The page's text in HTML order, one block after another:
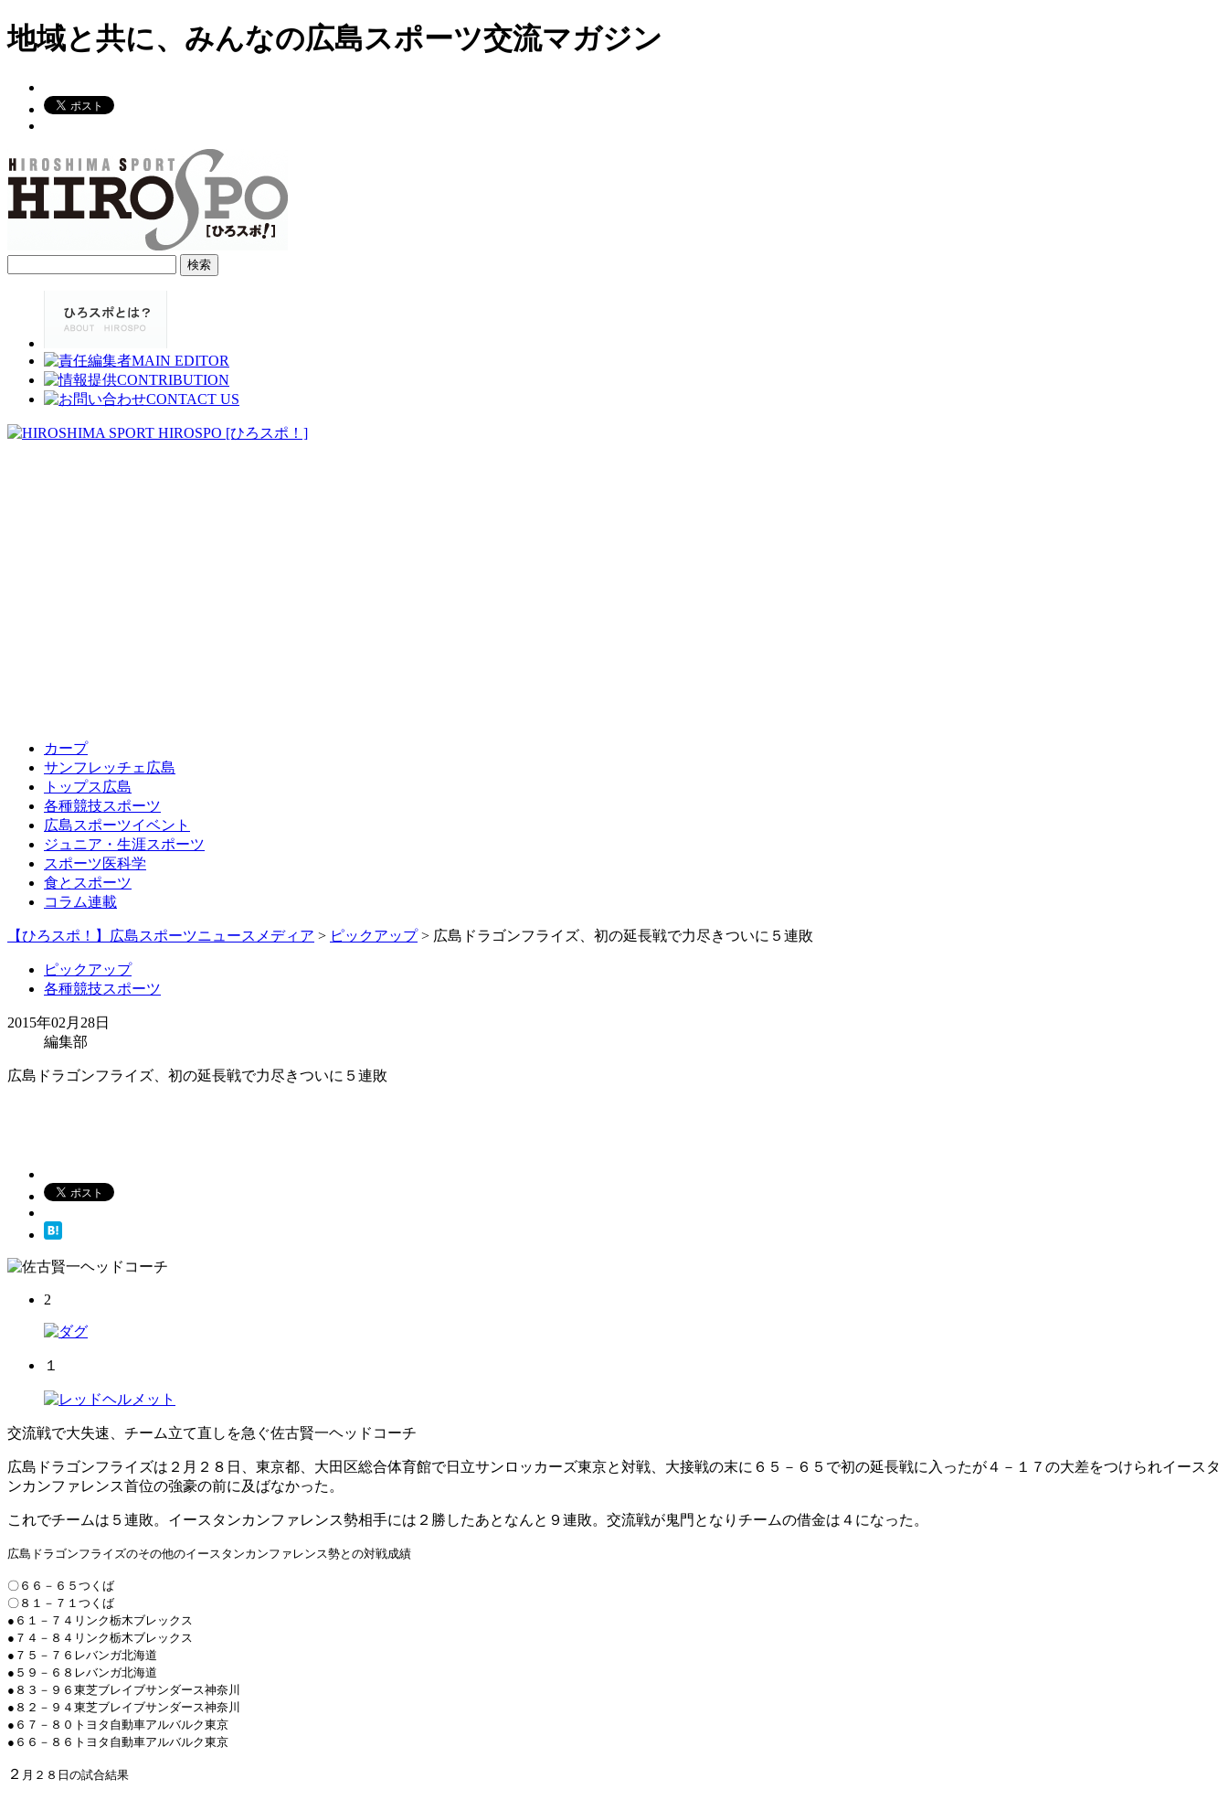
地域と共に、みんなの広島スポーツ交流マガジン
カープ
サンフレッチェ広島
トップス広島
各種競技スポーツ
広島スポーツイベント
ジュニア・生涯スポーツ
スポーツ医科学
食とスポーツ
コラム連載
【ひろスポ！】広島スポーツニュースメディア > ピックアップ> 広島ドラゴンフライズ、初の延長戦で力尽きついに５連敗
ピックアップ
各種競技スポーツ
2015年02月28日
編集部
広島ドラゴンフライズ、初の延長戦で力尽きついに５連敗
2
１
交流戦で大失速、チーム立て直しを急ぐ佐古賢一ヘッドコーチ
広島ドラゴンフライズは２月２８日、東京都、大田区総合体育館で日立サンロッカーズ東京と対戦、大接戦の末に６５－６５で初の延長戦に入ったが４－１７の大差をつけられイースタ
ンカンファレンス首位の強豪の前に及ばなかった。
これでチームは５連敗。イースタンカンファレンス勢相手には２勝したあとなんと９連敗。交流戦が鬼門となりチームの借金は４になった。
広島ドラゴンフライズのその他のイースタンカンファレンス勢との対戦成績
〇６６－６５つくば
〇８１－７１つくば
●６１－７４リンク栃木ブレックス
●７４－８４リンク栃木ブレックス
●７５－７６レバンガ北海道
●５９－６８レバンガ北海道
●８３－９６東芝ブレイブサンダース神奈川
●８２－９４東芝ブレイブサンダース神奈川
●６７－８０トヨタ自動車アルバルク東京
●６６－８６トヨタ自動車アルバルク東京
２ 月２８日の試合結果